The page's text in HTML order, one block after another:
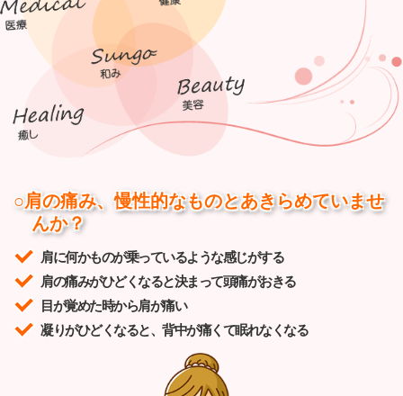
美容鍼灸・耳ツボ療法
アロマオイルトリートメント
クレニオセクラルセラピー
（頭蓋仙骨療法）
訪問鍼灸マッサージ
キャンペーン
○肩の痛み、慢性的なものとあきらめていませ
んか？
肩に何かものが乗っているような感じがする
肩の痛みがひどくなると決まって頭痛がおきる
目が覚めた時から肩が痛い
凝りがひどくなると、背中が痛くて眠れなくなる